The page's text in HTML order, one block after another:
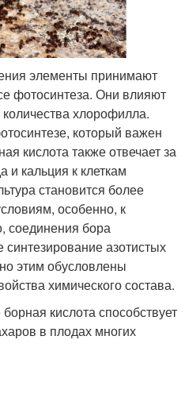
элементы принимают
фотосинтеза. Они влияют
хлорофилла.
который важен
кислота также отвечает за
и кальция к клеткам
становится более
особенно, к
соединения бора
азотистых
этим обусловлены
химического состава.
кислота способствует
в плодах многих